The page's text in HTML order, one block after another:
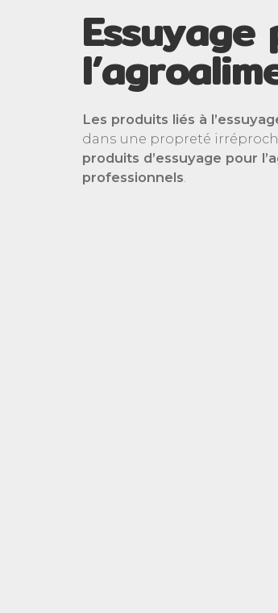
Essuyage
Les produits liés à
dans une propreté
produits d’essuyage pour
professionnels